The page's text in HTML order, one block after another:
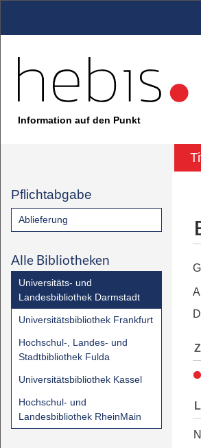
Information auf den Punkt
Pflichtabgabe
Ablieferung
Alle Bibliotheken
Universitäts- und
Landesbibliothek Darmstadt
Universitätsbibliothek Frankfurt
Hochschul-, Landes- und
Stadtbibliothek Fulda
Universitätsbibliothek Kassel
Hochschul- und
Landesbibliothek RheinMain